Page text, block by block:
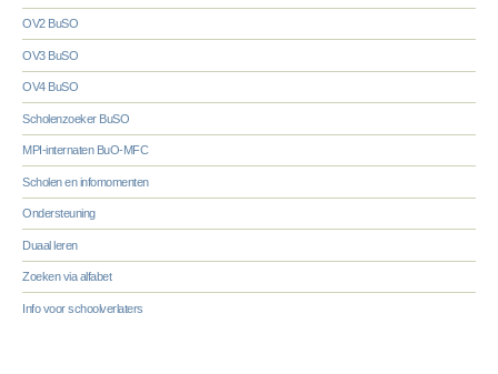
OV2 BuSO
OV3 BuSO
OV4 BuSO
Scholenzoeker BuSO
MPI-internaten BuO-MFC
Scholen en infomomenten
Ondersteuning
Duaal leren
Zoeken via alfabet
Info voor schoolverlaters